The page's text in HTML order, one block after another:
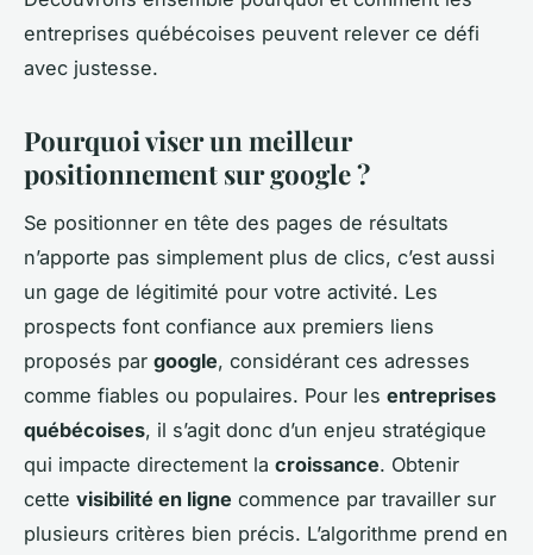
entreprises québécoises peuvent relever ce défi
avec justesse.
Pourquoi viser un meilleur
positionnement sur google ?
Se positionner en tête des pages de résultats
n’apporte pas simplement plus de clics, c’est aussi
un gage de légitimité pour votre activité. Les
prospects font confiance aux premiers liens
proposés par google, considérant ces adresses
comme fiables ou populaires. Pour les entreprises
québécoises, il s’agit donc d’un enjeu stratégique
qui impacte directement la croissance. Obtenir
cette visibilité en ligne commence par travailler sur
plusieurs critères bien précis. L’algorithme prend en